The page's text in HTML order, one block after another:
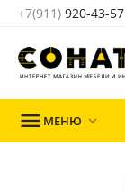
+7(911) 920-43-57
 МЕНЮ 